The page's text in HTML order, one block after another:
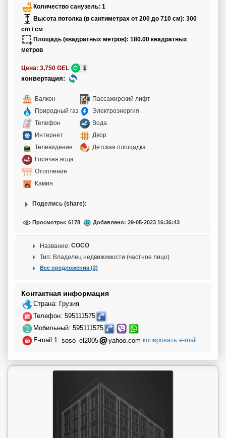
Количество санузель: 1
Высота потолка (в сантиметрах от 200 до 710 см): 300
cm / см
Площадь (квадратных метров): 180.00 квадратных
метров
Цена: 3,750 GEL
конвертация:
Балкон
Природный газ
Телефон
Интернет
Телевидение
Горячая вода
Отопление
Камин
Пассажирский лифт
Электроэнергия
Вода
Двор
Детская площадка
Поделись (share):
Просмотры: 6178 Добавлено: 29-05-2023 16:36:43
Название: СОСО
Тип: Владелец недвижимости (частное лицо)
Все предложения (2)
Контактная информация
Страна: Грузия
Телефон: 595111575
Мобильный: 595111575
E-mail 1: soso_el2005 yahoo.com копировать e-mail